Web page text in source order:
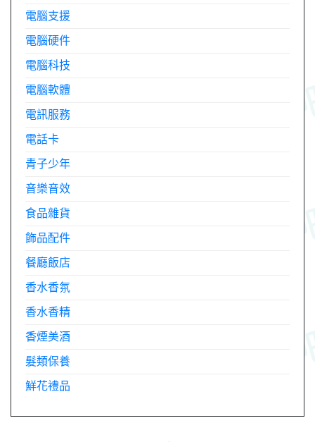
電腦支援
電腦硬件
電腦科技
電腦軟體
電訊服務
電話卡
青子少年
音樂音效
食品雜貨
飾品配件
餐廳飯店
香水香氛
香水香精
香煙美酒
髮類保養
鮮花禮品